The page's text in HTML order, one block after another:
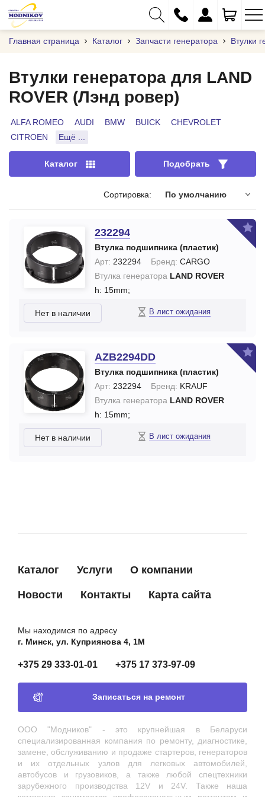
+375 (29) 333-01-01
+375 (17) 373-97-09
info@modnikov.com
Главная страница Каталог Запчасти генератора Втулки
Втулки генератора для LAND
ROVER (Лэнд ровер)
ALFA ROMEO AUDI BMW BUICK
CHEVROLET
CITROEN
Ещё ...
Каталог Подобрать
Сортировка: По умолчанию
232294
Втулка подшипника (пластик)
Арт: 232294 Бренд: CARGO
Втулка генератора LAND ROVER
h: 15mm;
Нет в наличии В лист ожидания
AZB2294DD
Втулка подшипника (пластик)
Арт: 232294 Бренд: KRAUF
Втулка генератора LAND ROVER
h: 15mm;
Нет в наличии В лист ожидания
Каталог Услуги О компании
Новости Контакты Карта сайта
Мы находимся по адресу
г. Минск, ул. Куприянова 4, 1М
+375 29 333-01-01 +375 17 373-97-09
Записаться на ремонт
ООО "Модников" - это крупнейшая в Беларуси
специализированная компания по ремонту, диагностике,
замене, обслуживанию и продаже стартеров, генераторов
и их отдельных узлов для легковых автомобилей,
автобусов и грузовиков, а также любой спецтехники
зарубежного производства 12V и 24V. Также наша